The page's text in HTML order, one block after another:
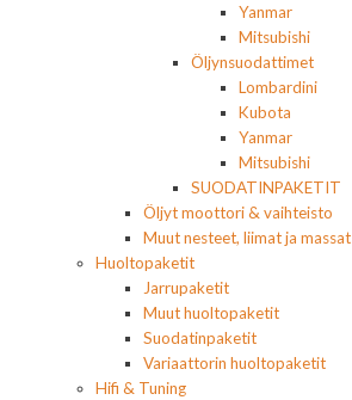
Yanmar
Mitsubishi
Öljynsuodattimet
Lombardini
Kubota
Yanmar
Mitsubishi
SUODATINPAKETIT
Öljyt moottori & vaihteisto
Muut nesteet, liimat ja massat
Huoltopaketit
Jarrupaketit
Muut huoltopaketit
Suodatinpaketit
Variaattorin huoltopaketit
Hifi & Tuning